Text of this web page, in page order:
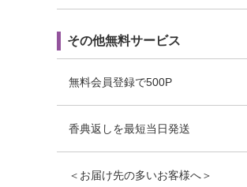
その他無料サービス
無料会員登録で500P
香典返しを最短当日発送
＜お届け先の多いお客様へ＞